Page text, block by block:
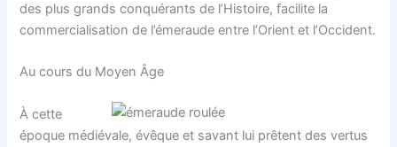
des plus grands conquérants de l’Histoire, facilite la
commercialisation de l’émeraude entre l’Orient et l’Occident.
Au cours du Moyen Âge
À cette
époque médiévale, évêque et savant lui prêtent des vertus